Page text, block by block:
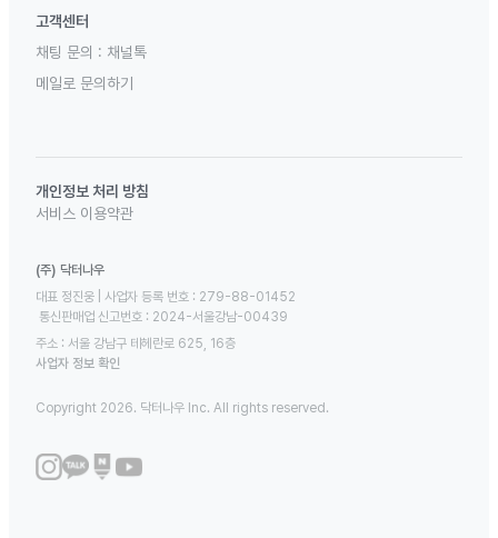
고객센터
채팅 문의 : 채널톡
메일로 문의하기
개인정보 처리 방침
서비스 이용약관
(주) 닥터나우
대표 정진웅 | 사업자 등록 번호 : 279-88-01452
통신판매업 신고번호 : 2024-서울강남-00439
주소 : 서울 강남구 테헤란로 625, 16층
사업자 정보 확인
Copyright 2026. 닥터나우 Inc. All rights reserved.